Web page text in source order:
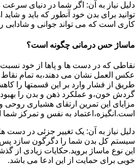
دلیل نیاز به آن: اگر شما در دنیای
توانید برای بدن خود آنطور که باید و شاید
کاری است که می تواند جوانی و شادابی
ماساژ حس درمانی چگونه است؟
نقاطی که در دست ها و پاها از خود
عکس العمل نشان می دهند،به تمام
طریق از فشار وارد بر این قسمتها را
گردش خون،و عملکرد ذهن و بدن را
مزایای این تمرین ارتقای هشیاری
است.انگیزه،اعتماد به نفس و تمرکز شما
دلیل نیاز به آن: یک تغییر جزئی در دست
سیستم کل بدن شما را دگرگون سازد
این نوع ماساژ بروید.حکایات زیادی از
خوبی برای حمایت از این ادعا می باشد.